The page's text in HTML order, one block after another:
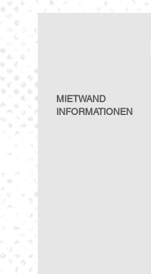
MIETWAND
INFORMATIONEN